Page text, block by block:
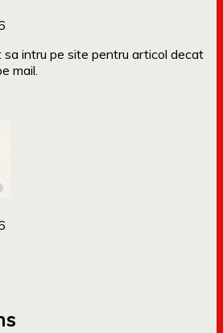
sa intru pe site pentru articol decat
mail.